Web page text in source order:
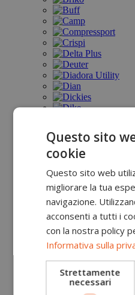
Questo sito
cookie
Questo sito web
migliorare la tua
navigazione.
acconsenti a tutti i
con la nostra policy
Informativa sulla
Strettamente
necessari